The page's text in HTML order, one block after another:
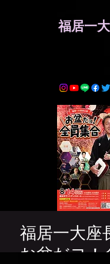
​福居一大
福居一大
お盆だヨ！